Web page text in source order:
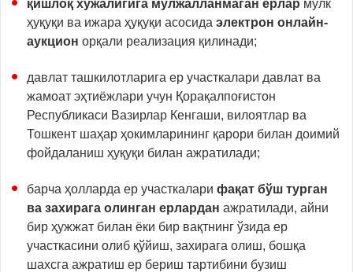
қишлоқ хўжалигига мўлжалланмаган ерлар мулк
ҳуқуқи ва ижара ҳуқуқи асосида электрон онлайн-
аукцион орқали реализация қилинади;
давлат ташкилотларига ер участкалари давлат ва
жамоат эҳтиёжлари учун Қорақалпоғистон
Республикаси Вазирлар Кенгаши, вилоятлар ва
Тошкент шаҳар ҳокимларининг қарори билан доимий
фойдаланиш ҳуқуқи билан ажратилади;
барча ҳолларда ер участкалари фақат бўш турган
ва захирага олинган ерлардан ажратилади, айни
бир ҳужжат билан ёки бир вақтнинг ўзида ер
участкасини олиб қўйиш, захирага олиш, бошқа
шахсга ажратиш ер бериш тартибини бузиш